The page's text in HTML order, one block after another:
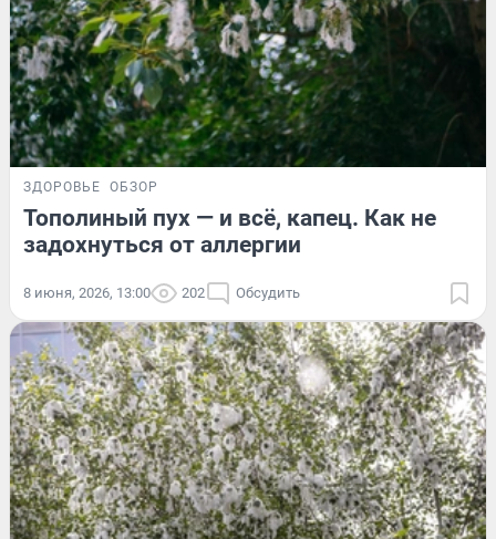
ЗДОРОВЬЕ ОБЗОР
Тополиный пух — и всё, капец. Как не
задохнуться от аллергии
8 июня, 2026, 13:00 202 Обсудить